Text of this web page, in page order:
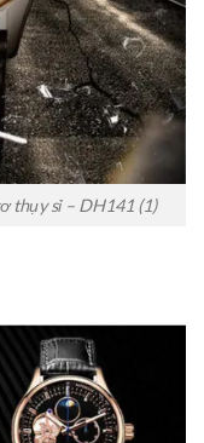
thụy sỉ – DH141 (1)